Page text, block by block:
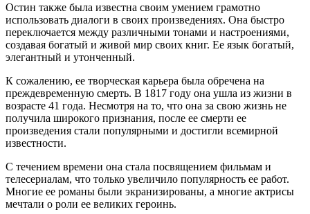
Остин также была известна своим умением грамотно
использовать диалоги в своих произведениях. Она быстро
переключается между различными тонами и настроениями,
создавая богатый и живой мир своих книг. Ее язык богатый,
элегантный и утонченный.
К сожалению, ее творческая карьера была обречена на
преждевременную смерть. В 1817 году она ушла из жизни в
возрасте 41 года. Несмотря на то, что она за свою жизнь не
получила широкого признания, после ее смерти ее
произведения стали популярными и достигли всемирной
известности.
С течением времени она стала посвящением фильмам и
телесериалам, что только увеличило популярность ее работ.
Многие ее романы были экранизированы, а многие актрисы
мечтали о роли ее великих героинь.